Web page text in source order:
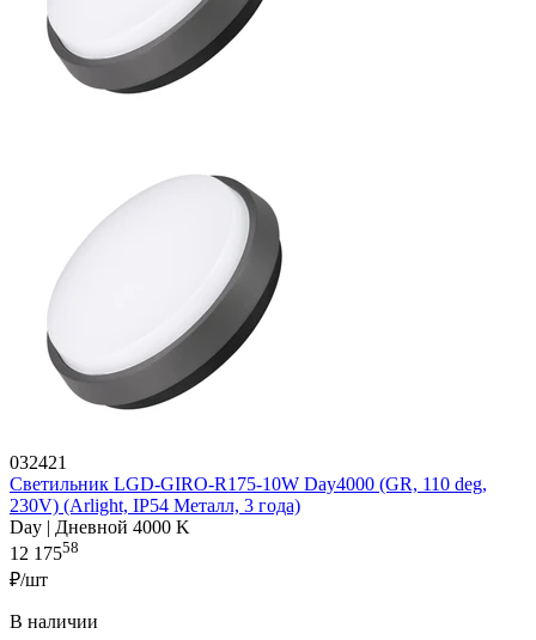
032421
Светильник LGD-GIRO-R175-10W Day4000 (GR, 110 deg,
230V) (Arlight, IP54 Металл, 3 года)
Day | Дневной 4000 K
12 17558
₽/шт
В наличии